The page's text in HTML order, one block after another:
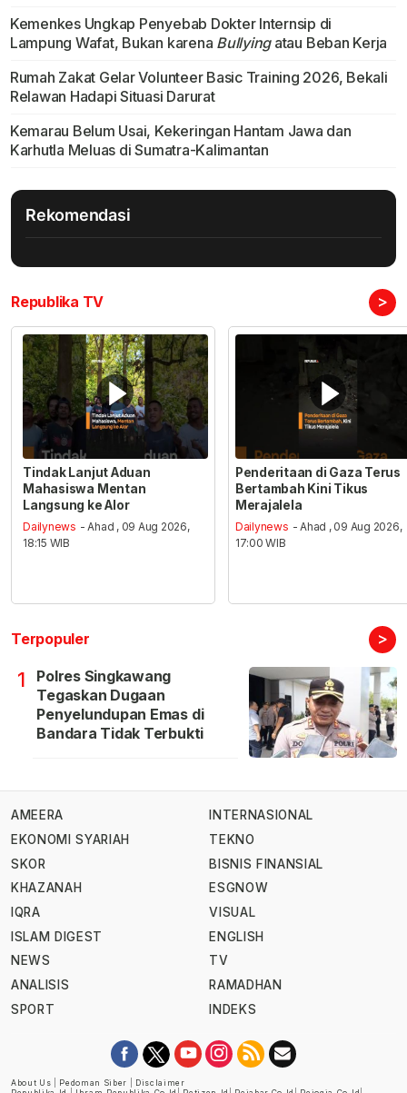
Kemenkes Ungkap Penyebab Dokter Internsip di
Lampung Wafat, Bukan karena Bullyingatau Beban Kerja
Rumah Zakat Gelar Volunteer Basic Training 2026, Bekali
Relawan Hadapi Situasi Darurat
Kemarau Belum Usai, Kekeringan Hantam Jawa dan
Karhutla Meluas di Sumatra-Kalimantan
Rekomendasi
Republika TV >
Tindak Lanjut Aduan
Mahasiswa Mentan
Langsung ke Alor
Dailynews - Ahad , 09 Aug 2026,
18:15 WIB
Penderitaan di Gaza Terus
Bertambah Kini Tikus
Merajalela
Dailynews - Ahad , 09 Aug 2026,
17:00 WIB
Terpopuler >
1
Polres Singkawang
Tegaskan Dugaan
Penyelundupan Emas di
Bandara Tidak Terbukti
AMEERA
EKONOMI SYARIAH
SKOR
KHAZANAH
IQRA
ISLAM DIGEST
NEWS
ANALISIS
SPORT
INTERNASIONAL
TEKNO
BISNIS FINANSIAL
ESGNOW
VISUAL
ENGLISH
TV
RAMADHAN
INDEKS
About Us Pedoman Siber
Disclaimer